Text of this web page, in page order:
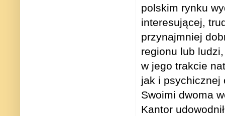
polskim rynku
interesującej,
przynajmniej
regionu lub
w jego trakcie
jak i psychicznej
Swoimi dwoma
Kantor